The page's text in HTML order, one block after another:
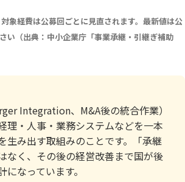
象経費は公募回ごとに見直されます。最新値は公
い（出典：中小企業庁「事業承継・引継ぎ補助
Integration、M&A後の統合作業）
理・人事・業務システムなどを一本
生み出す取組みのことです。「承継
なく、その後の経営改善まで国が後
なっています。